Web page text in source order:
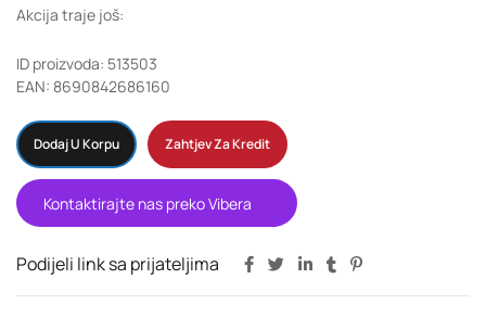
Akcija traje još:
ID proizvoda: 513503
EAN: 8690842686160
Dodaj U Korpu Zahtjev Za Kredit
Kontaktirajte nas preko Vibera
Podijeli link sa prijateljima